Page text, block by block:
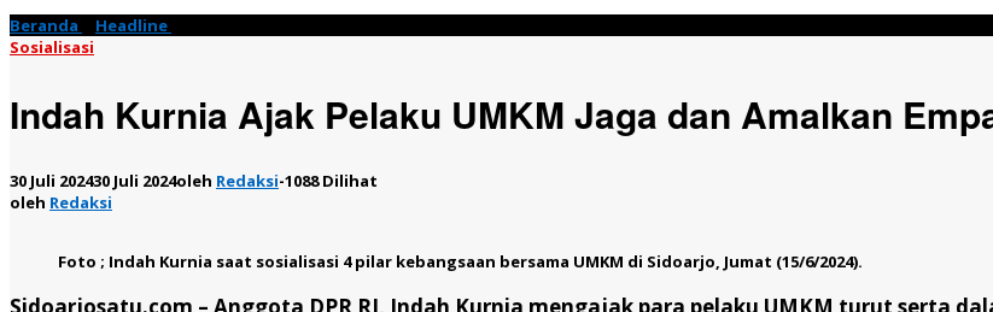
Beranda Headline
Sosialisasi
Indah Kurnia Ajak Pelaku UMKM Jaga dan Amalkan
30 Juli 202430 Juli 2024oleh Redaksi-1088 Dilihat
oleh Redaksi
Foto ; Indah Kurnia saat sosialisasi 4 pilar kebangsaan bersama UMKM di Sidoarjo, Jumat (15/6/2024).
Sidoarjosatu.com – Anggota DPR RI, Indah Kurnia mengajak para pelaku UMKM turut serta